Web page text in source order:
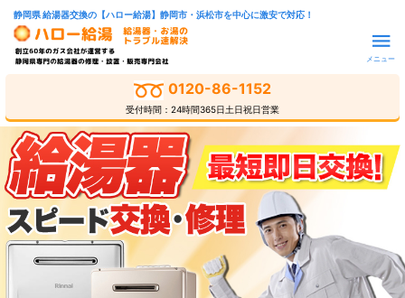
静岡県 給湯器交換の【ハロー給湯】静岡市・浜松市を中心に激安で対応！
メニュー
0120-86-1152
受付時間：24時間365日土日祝日営業